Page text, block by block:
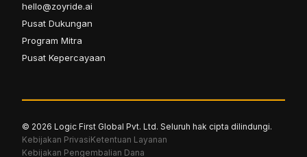
hello@zoyride.ai
Pusat Dukungan
Program Mitra
Pusat Kepercayaan
© 2026 Logic First Global Pvt. Ltd. Seluruh hak cipta dilindungi.
Kebijakan PrivasiKetentuan Layanan
Kebijakan Pengembalian Dana